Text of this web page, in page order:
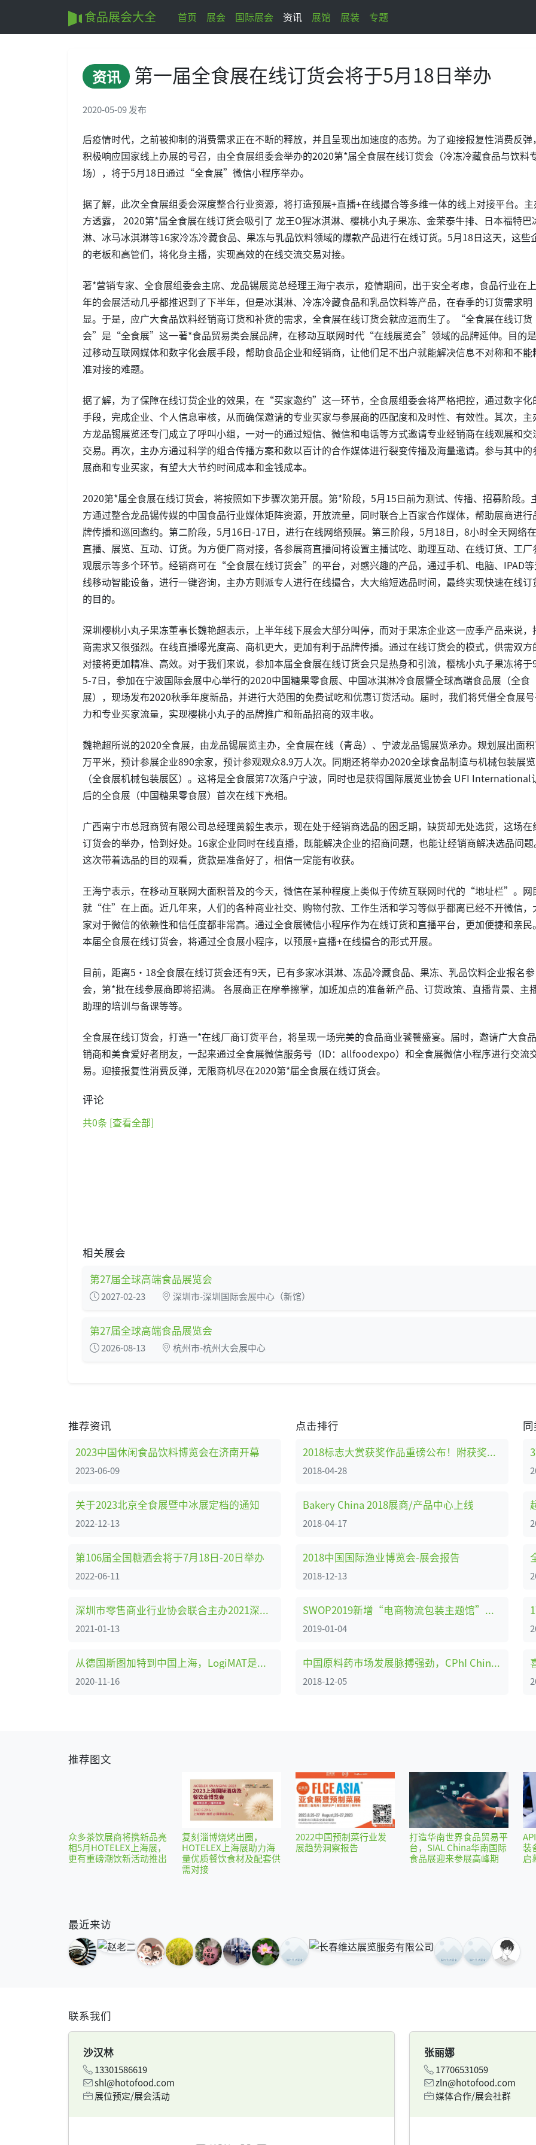
食品展会大全 首页 展会 国际展会 资讯 展馆 展装 专题
资讯 第一届全食展在线订货会将于5月18日举办
2020-05-09 发布
后疫情时代，之前被抑制的消费需求正在不断的释放，并且呈现出加速度的态势。为了迎接报复性消费反弹，
积极响应国家线上办展的号召，由全食展组委会举办的2020第*届全食展在线订货会（冷冻冷藏食品与饮料
场），将于5月18日通过“全食展”微信小程序举办。
据了解，此次全食展组委会深度整合行业资源，将打造预展+直播+在线撮合等多维一体的线上对接平台。
方透露， 2020第*届全食展在线订货会吸引了 龙王O猩冰淇淋、樱桃小丸子果冻、金荣泰牛排、日本福特巴
淋、冰马冰淇淋等16家冷冻冷藏食品、果冻与乳品饮料领域的爆款产品进行在线订货。5月18日这天，这些
的老板和高管们，将化身主播，实现高效的在线交流交易对接。
著*营销专家、全食展组委会主席、龙品锡展览总经理王海宁表示，疫情期间，出于安全考虑，食品行业在
年的会展活动几乎都推迟到了下半年，但是冰淇淋、冷冻冷藏食品和乳品饮料等产品，在春季的订货需求明
显。于是，应广大食品饮料经销商订货和补货的需求，全食展在线订货会就应运而生了。“全食展在线订货
会”是“全食展”这一著*食品贸易类会展品牌，在移动互联网时代“在线展览会”领域的品牌延伸。目的
过移动互联网媒体和数字化会展手段，帮助食品企业和经销商，让他们足不出户就能解决信息不对称和不能
准对接的难题。
据了解，为了保障在线订货企业的效果，在“买家邀约”这一环节，全食展组委会将严格把控，通过数字化
手段，完成企业、个人信息审核，从而确保邀请的专业买家与参展商的匹配度和及时性、有效性。其次，主
方龙品锡展览还专门成立了呼叫小组，一对一的通过短信、微信和电话等方式邀请专业经销商在线观展和交
交易。再次，主办方通过科学的组合传播方案和数以百计的合作媒体进行裂变传播及海量邀请。参与其中的
展商和专业买家，有望大大节约时间成本和金钱成本。
2020第*届全食展在线订货会，将按照如下步骤次第开展。第*阶段，5月15日前为测试、传播、招募阶段。
方通过整合龙品锡传媒的中国食品行业媒体矩阵资源，开放流量，同时联合上百家合作媒体，帮助展商进行
牌传播和巡回邀约。第二阶段，5月16日-17日，进行在线网络预展。第三阶段，5月18日，8小时全天网络
直播、展览、互动、订货。为方便厂商对接，各参展商直播间将设置主播试吃、助理互动、在线订货、工厂
观展示等多个环节。经销商可在“全食展在线订货会”的平台，对感兴趣的产品，通过手机、电脑、IPAD
线移动智能设备，进行一键咨询，主办方则派专人进行在线撮合，大大缩短选品时间，最终实现快速在线订
的目的。
深圳樱桃小丸子果冻董事长魏艳超表示，上半年线下展会大部分叫停，而对于果冻企业这一应季产品来说，
商需求又很强烈。在线直播曝光度高、商机更大，更加有利于品牌传播。通过在线订货会的模式，供需双方
对接将更加精准、高效。对于我们来说，参加本届全食展在线订货会只是热身和引流，樱桃小丸子果冻将于
5-7日，参加在宁波国际会展中心举行的2020中国糖果零食展、中国冰淇淋冷食展暨全球高端食品展（全食
展），现场发布2020秋季年度新品，并进行大范围的免费试吃和优惠订货活动。届时，我们将凭借全食展
力和专业买家流量，实现樱桃小丸子的品牌推广和新品招商的双丰收。
魏艳超所说的2020全食展，由龙品锡展览主办，全食展在线（青岛）、宁波龙品锡展览承办。规划展出面
万平米，预计参展企业890余家，预计参观观众8.9万人次。同期还将举办2020全球食品制造与机械包装展
（全食展机械包装展区）。这将是全食展第7次落户宁波，同时也是获得国际展览业协会 UFI International
后的全食展（中国糖果零食展）首次在线下亮相。
广西南宁市总冠商贸有限公司总经理黄毅生表示，现在处于经销商选品的困乏期，缺货却无处选货，这场在
订货会的举办，恰到好处。16家企业同时在线直播，既能解决企业的招商问题，也能让经销商解决选品问题
这次带着选品的目的观看，货款是准备好了，相信一定能有收获。
王海宁表示，在移动互联网大面积普及的今天，微信在某种程度上类似于传统互联网时代的“地址栏”。网
就“住”在上面。近几年来，人们的各种商业社交、购物付款、工作生活和学习等似乎都离已经不开微信，
家对于微信的依赖性和信任度都非常高。通过全食展微信小程序作为在线订货和直播平台，更加便捷和亲民。
本届全食展在线订货会，将通过全食展小程序，以预展+直播+在线撮合的形式开展。
目前，距离5·18全食展在线订货会还有9天，已有多家冰淇淋、冻品冷藏食品、果冻、乳品饮料企业报名参
会，第*批在线参展商即将招满。 各展商正在摩拳擦掌，加班加点的准备新产品、订货政策、直播背景、主
助理的培训与备课等等。
全食展在线订货会，打造一*在线厂商订货平台，将呈现一场完美的食品商业饕餮盛宴。届时，邀请广大食
销商和美食爱好者朋友，一起来通过全食展微信服务号（ID：allfoodexpo）和全食展微信小程序进行交流
易。迎接报复性消费反弹，无限商机尽在2020第*届全食展在线订货会。
评论
共0条 [查看全部]
相关展会
第27届全球高端食品展览会
2027-02-23 深圳市-深圳国际会展中心（新馆）
第27届全球高端食品展览会
2026-08-13 杭州市-杭州大会展中心
推荐资讯
2023中国休闲食品饮料博览会在济南开幕
2023-06-09
关于2023北京全食展暨中冰展定档的通知
2022-12-13
第106届全国糖酒会将于7月18日-20日举办
2022-06-11
深圳市零售商业行业协会联合主办2021深圳国际自有品牌展
2021-01-13
从德国斯图加特到中国上海，LogiMAT是如何闪耀国际舞台的
2020-11-16
点击排行
2018标志大赏获奖作品重磅公布！附获奖作品解析
2018-04-28
Bakery China 2018展商/产品中心上线
2018-04-17
2018中国国际渔业博览会-展会报告
2018-12-13
SWOP2019新增“电商物流包装主题馆”——共享新零售时代商机
2019-01-04
中国原料药市场发展脉搏强劲，CPhI China助力企业转型创新、全面升级 ！
2018-12-05
推荐图文
众多茶饮展商将携新品亮
相5月HOTELEX上海展，
更有重磅潮饮新活动推出
复刻淄博烧烤出圈，
HOTELEX上海展助力海
量优质餐饮食材及配套供
需对接
2022中国预制菜行业发
展趋势洞察报告
打造华南世界食品贸易平
台，SIAL China华南国际
食品展迎来参展高峰期
装
启
最近来访
联系我们
沙汉林
13301586619
shl@hotofood.com
展位预定/展会活动
张丽娜
17706531059
zln@hotofood.com
媒体合作/展会社群